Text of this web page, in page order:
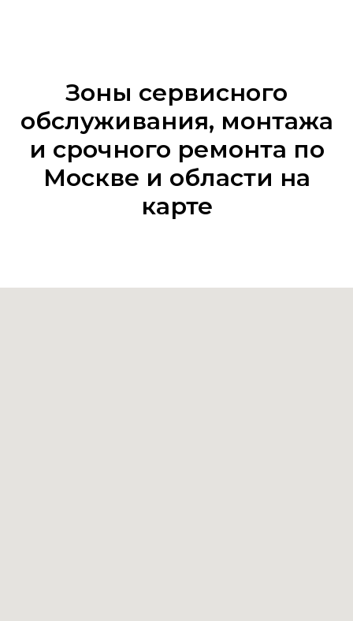
Зоны сервисного
обслуживания, монтажа
и срочного ремонта по
Москве и области на
карте